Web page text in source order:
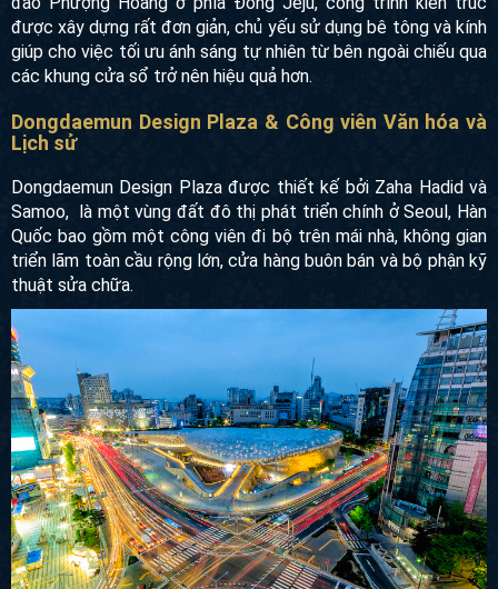
Nhà kính của Jeju
Nhà kính là một khách sạn kết hợp đài quan sát toạ lạc trên
được xây dựng rất đơn giản, chủ yếu sử dụng bê tông và
kính giúp cho việc tối ưu ánh sáng tự nhiên từ bên ngoài
chiếu qua các khung cửa sổ trở nên hiệu quả hơn.
Dongdaemun Design Plaza & Công viên Văn hóa
và Lịch sử
Dongdaemun Design Plaza được thiết kế bởi Zaha Hadid
và Samoo, là một vùng đất đô thị phát triển chính ở Seoul,
Hàn Quốc bao gồm một công viên đi bộ trên mái nhà, không
gian triển lãm toàn cầu rộng lớn, cửa hàng buôn bán và bộ
phận kỹ thuật sửa chữa.